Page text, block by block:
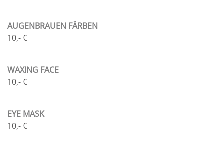
AUGENBRAUEN FÄRBEN
10,- €
WAXING FACE
10,- €
EYE MASK
10,- €